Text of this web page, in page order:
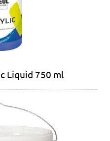
Liquid 750 ml